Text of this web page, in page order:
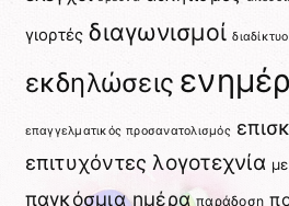
γιορτές διαγωνισμοί διαδίκτυο
εκδηλώσεις
επαγγελματικός προσανατολισμός
επιτυχόντες λογοτεχνία
παγκόσμια ημέρα παράδοση